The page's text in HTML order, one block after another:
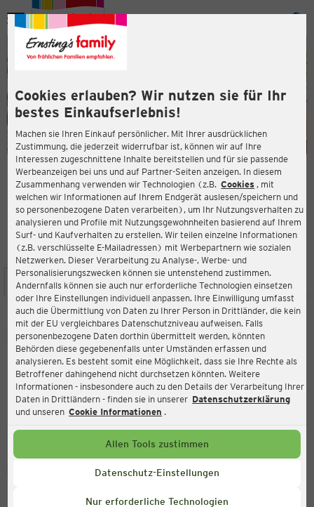
Cookies erlauben? Wir nutzen sie für Ihr
bestes Einkaufserlebnis!
Machen sie Ihren Einkauf persönlicher. Mit Ihrer ausdrücklichen
Zustimmung, die jederzeit widerrufbar ist, können wir auf Ihre
Interessen zugeschnittene Inhalte bereitstellen und für sie passende
Werbeanzeigen bei uns und auf Partner-Seiten anzeigen. In diesem
Zusammenhang verwenden wir Technologien (z.B. Cookies , mit
welchen wir Informationen auf Ihrem Endgerät auslesen/speichern und
so personenbezogene Daten verarbeiten), um Ihr Nutzungsverhalten zu
analysieren und Profile mit Nutzungsgewohnheiten basierend auf Ihrem
Surf- und Kaufverhalten zu erstellen. Wir teilen einzelne Informationen
(z.B. verschlüsselte E-Mailadressen) mit Werbepartnern wie sozialen
Netzwerken. Dieser Verarbeitung zu Analyse-, Werbe- und
Personalisierungszwecken können sie untenstehend zustimmen.
Andernfalls können sie auch nur erforderliche Technologien einsetzen
oder Ihre Einstellungen individuell anpassen. Ihre Einwilligung umfasst
auch die Übermittlung von Daten zu Ihrer Person in Drittländer, die kein
mit der EU vergleichbares Datenschutzniveau aufweisen. Falls
personenbezogene Daten dorthin übermittelt werden, könnten
Behörden diese gegebenenfalls unter Umständen erfassen und
analysieren. Es besteht somit eine Möglichkeit, dass sie Ihre Rechte als
Betroffener dahingehend nicht durchsetzen könnten. Weitere
Informationen - insbesondere auch zu den Details der Verarbeitung Ihrer
Daten in Drittländern - finden sie in unserer Datenschutzerklärung
und unseren Cookie Informationen .
Allen Tools zustimmen
Datenschutz-Einstellungen
Nur erforderliche Technologien
Menü
ERNSTING'S FAMILY FILIALE
Marienplatz 11
19053 Schwerin
3,7
Bewertung:
STANDORT SERVICES SORTIMENT AKTIONEN
Ernsting's family
Marienplatz 11, 19053 Schwerin
Service Hotline